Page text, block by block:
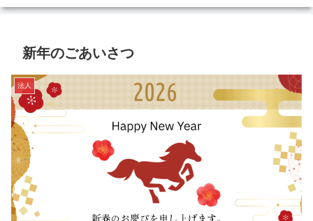
新年のごあいさつ
法人